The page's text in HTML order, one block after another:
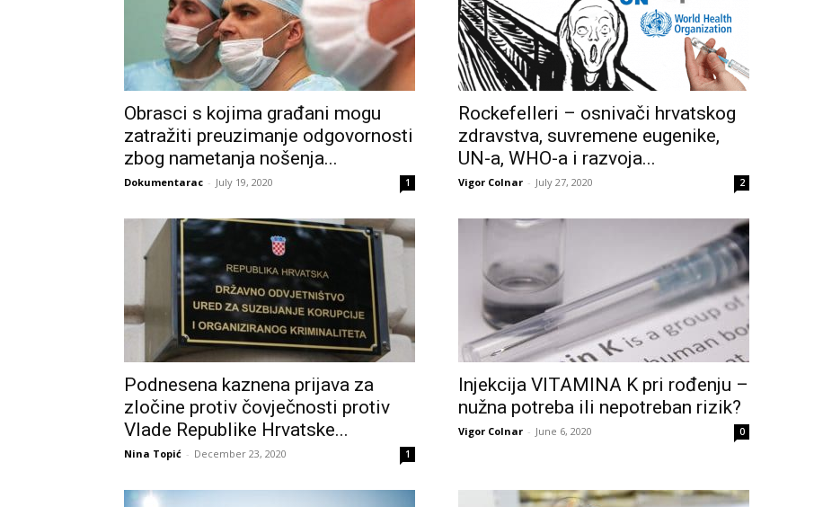
Obrasci s kojima građani mogu
zatražiti preuzimanje odgovornosti
zbog nametanja nošenja...
Dokumentarac - July 19, 2020 1
Rockefelleri – osnivači hrvatskog
zdravstva, suvremene eugenike,
UN-a, WHO-a i razvoja...
Vigor Colnar - July 27, 2020 2
Podnesena kaznena prijava za
zločine protiv čovječnosti protiv
Vlade Republike Hrvatske...
Nina Topić - December 23, 2020 1
Injekcija VITAMINA K pri rođenju –
nužna potreba ili nepotreban rizik?
Vigor Colnar - June 6, 2020 0